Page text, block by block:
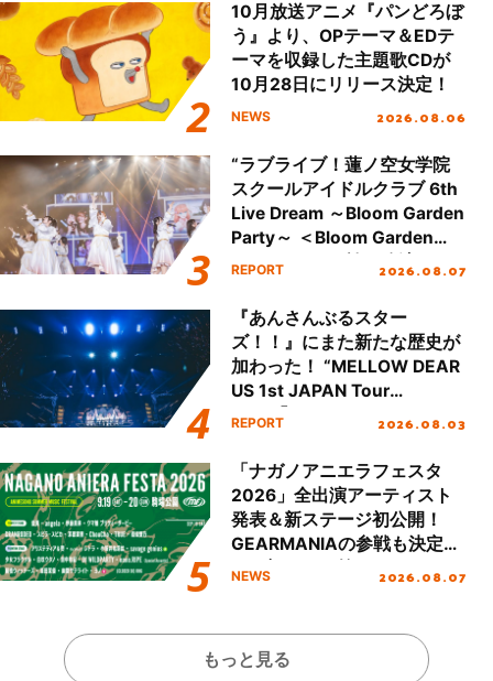
10月放送アニメ『パンどろぼ
う』より、OPテーマ＆EDテ
ーマを収録した主題歌CDが
10月28日にリリース決定！
NEWS 2026.08.06
“ラブライブ！蓮ノ空女学院
スクールアイドルクラブ 6th
Live Dream ～Bloom Garden
Party～ ＜Bloom Garden
Party Stage／埼玉公演＞”
REPORT 2026.08.07
『あんさんぶるスター
ズ！！』にまた新たな歴史が
加わった！ “MELLOW DEAR
US 1st JAPAN Tour
Final「NICE to meet YOU
ート!!
REPORT 2026.08.03
「ナガノアニエラフェスタ
2026」全出演アーティスト
発表＆新ステージ初公開！
GEARMANIAの参戦も決定
し、初となる第3ステージの
NEWS 2026.08.07
もっと見る